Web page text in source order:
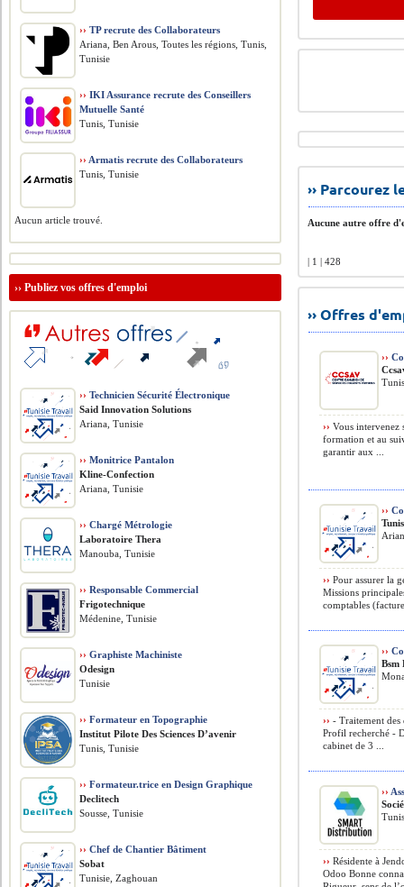
››
Aucune autre offre
| 1 | 428
›› Offres
››
›› Vous intervenez
formation et au
garantir aux ...
››
›› Pour assurer la
Missions
comptables
››
Bsm
›› - Traitement des
Profil recherché -
cabinet de 3 ...
››
›› Résidente à
Odoo Bonne
›› TP recrute des Collaborateurs
Ariana, Ben Arous, Toutes les régions, Tunis,
Tunisie
›› IKI Assurance recrute des Conseillers
Mutuelle Santé
Tunis, Tunisie
›› Armatis recrute des Collaborateurs
Tunis, Tunisie
Aucun article trouvé.
››Publiez vos offres d'emploi
›› Technicien Sécurité Électronique
Said Innovation Solutions
Ariana, Tunisie
›› Monitrice Pantalon
Kline-Confection
Ariana, Tunisie
›› Chargé Métrologie
Laboratoire Thera
Manouba, Tunisie
›› Responsable Commercial
Frigotechnique
Médenine, Tunisie
›› Graphiste Machiniste
Odesign
Tunisie
›› Formateur en Topographie
Institut Pilote Des Sciences D’avenir
Tunis, Tunisie
›› Formateur.trice en Design Graphique
Declitech
Sousse, Tunisie
›› Chef de Chantier Bâtiment
Sobat
Tunisie, Zaghouan